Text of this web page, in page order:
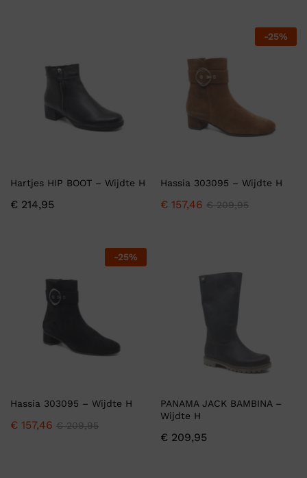
Hartjes HIP BOOT – Wijdte H
€ 214,95
-25%
Hassia 303095 – Wijdte H
€ 157,46 €209,95
-25%
Hassia 303095 – Wijdte H
€ 157,46 €209,95
PANAMA JACK BAMBINA –
Wijdte H
€ 209,95